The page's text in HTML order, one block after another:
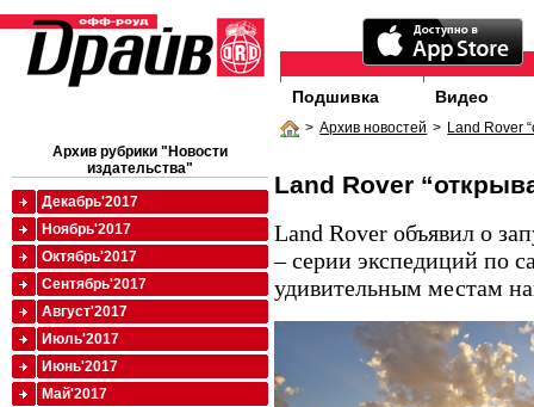
Подшивка Видео
> Архив новостей > Land Rover
Land Rover
Land Rover объявил о
– серии экспедиций по
удивительным местам
Архив рубрики "Новости
издательства"
Декабрь'2017
Ноябрь'2017
Октябрь'2017
Сентябрь'2017
Август'2017
Июль'2017
Июнь'2017
Май'2017